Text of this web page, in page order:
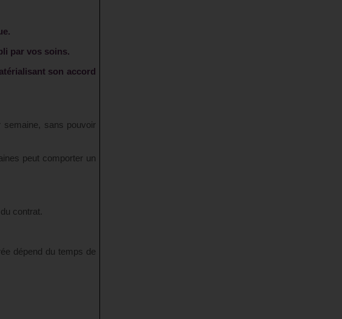
par vos soins.
son accord
sans pouvoir
peut comporter un
contrat.
dépend du temps de